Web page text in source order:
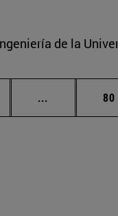
de la
... Páginas 80